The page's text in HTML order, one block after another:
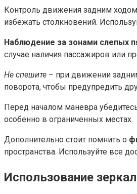
Контроль движения задним
избежать столкновений.
Наблюдение за зонами слепых
случае наличия пассажиров или
Не спешите – при движении
поворота, чтобы предупредить
Перед началом маневра
особенно в ограниченных местах.
Дополнительно стоит помнить о
пространства. Используйте все
Использование